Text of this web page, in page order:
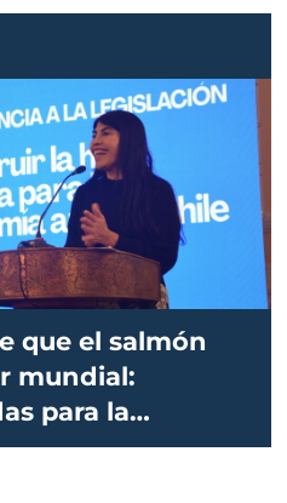
que el salmón
mundial:
para la